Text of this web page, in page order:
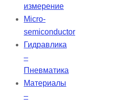
измерение
Micro-
semiconductor
Гидравлика
–
Пневматика
Материалы
–